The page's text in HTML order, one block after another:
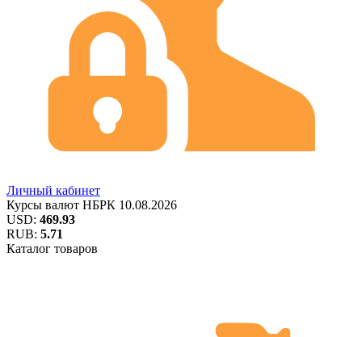
Личный кабинет
Курсы валют НБРК 10.08.2026
USD: 469.93
RUB: 5.71
Каталог товаров